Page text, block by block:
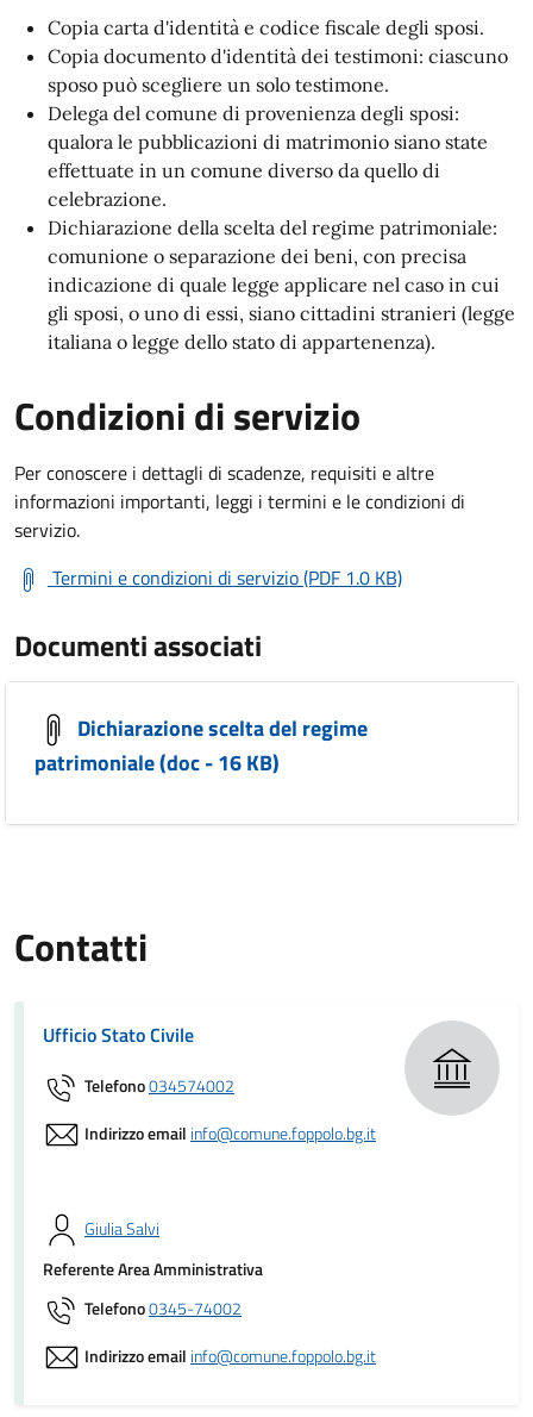
Copia carta d'identità e codice fiscale degli sposi.
Copia documento d'identità dei testimoni: ciascuno
sposo può scegliere un solo testimone.
Delega del comune di provenienza degli sposi:
qualora le pubblicazioni di matrimonio siano state
effettuate in un comune diverso da quello di
celebrazione.
Dichiarazione della scelta del regime patrimoniale:
comunione o separazione dei beni, con precisa
indicazione di quale legge applicare nel caso in cui
gli sposi, o uno di essi, siano cittadini stranieri (legge
italiana o legge dello stato di appartenenza).
Condizioni di servizio
Per conoscere i dettagli di scadenze, requisiti e altre
informazioni importanti, leggi i termini e le condizioni di
servizio.
Termini e condizioni di servizio (PDF 1.0 KB)
Documenti associati
Dichiarazione scelta del regime
patrimoniale (doc - 16 KB)
Contatti
Ufficio Stato Civile
Telefono034574002
Indirizzo email info@comune.foppolo.bg.it
Giulia Salvi
Referente Area Amministrativa
Telefono0345-74002
Indirizzo email info@comune.foppolo.bg.it